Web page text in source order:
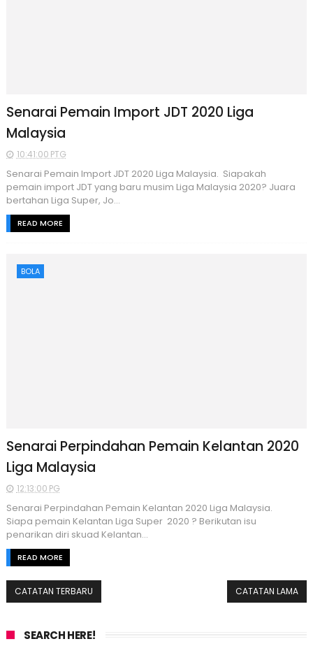
Senarai Pemain Import JDT 2020 Liga
Malaysia
10:41:00 PTG
Senarai Pemain Import JDT 2020 Liga Malaysia. Siapakah
pemain import JDT yang baru musim Liga Malaysia 2020? Juara
bertahan Liga Super, Jo...
READ MORE
BOLA
Senarai Perpindahan Pemain Kelantan 2020
Liga Malaysia
12:13:00 PG
Senarai Perpindahan Pemain Kelantan 2020 Liga Malaysia.
Siapa pemain Kelantan Liga Super 2020 ? Berikutan isu
penarikan diri skuad Kelantan...
READ MORE
CATATAN TERBARU CATATAN LAMA
SEARCH HERE!